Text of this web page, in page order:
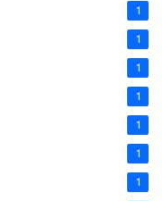
1
1
1
1
1
1
1